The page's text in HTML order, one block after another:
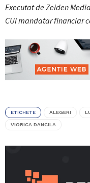
Executat de Zeiden
CUI mandatar financiar
ETICHETE ALEGERI
VIORICA DANCILA